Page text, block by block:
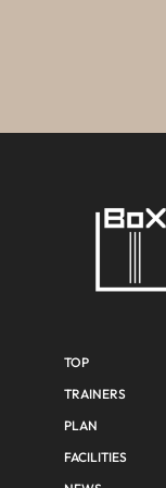
TOP
TRAINERS
PLAN
FACILITIES